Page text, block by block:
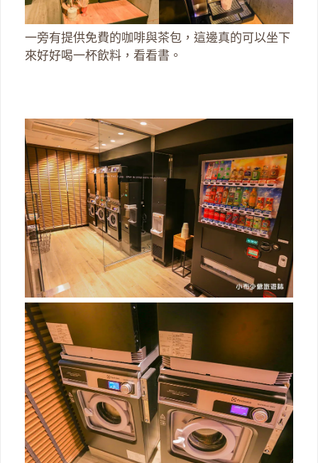
一旁有提供免費的咖啡與茶包，這邊真的可以坐下
來好好喝一杯飲料，看看書。